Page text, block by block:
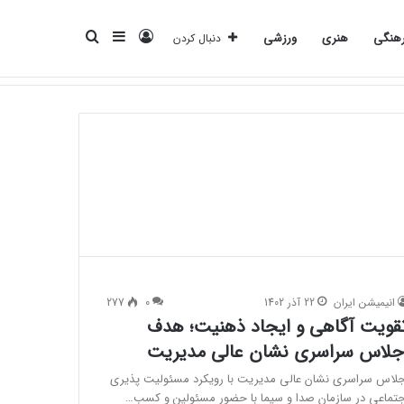
هنری ورزشی
برای
سایدبار ورود
دنبال کردن
انیمیشن ایران 22 آذر 1402 0
277
آگاهی و ایجاد ذهنیت؛ هدف
سراسری نشان عالی مدیریت
سراسری نشان عالی مدیریت با رویکرد مسئولیت پذیری
در سازمان صدا و سیما با حضور مسئولین و کسب…